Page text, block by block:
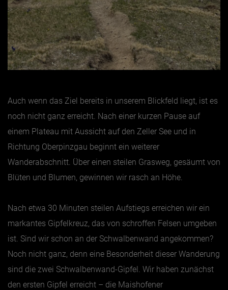
Auch wenn das Ziel bereits in unserem Blickfeld liegt, ist es
noch nicht ganz erreicht. Nach einer kurzen Pause auf
einem Plateau mit Aussicht auf den Zeller See und in
Richtung Oberpinzgau beginnt ein weiterer
Wanderabschnitt. Über einen steilen Grasweg, gesäumt von
Blüten und Blumen, gewinnen wir rasch an Höhe.
Nach etwa 30 Minuten steilen Aufstiegs erreichen wir ein
markantes Gipfelkreuz, das von schroffen Felsen umgeben
ist. Sind wir schon an der Schwalbenwand angekommen?
Noch nicht ganz, denn eine Besonderheit dieser Wanderung
sind die zwei Schwalbenwand-Gipfel. Wir haben zunächst
den ersten Gipfel erreicht – die Maishofener